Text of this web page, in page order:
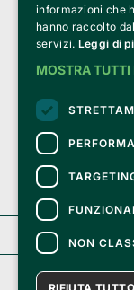
Credits:
Clappit is based on
Revenue Agency
dated November 6,
they are secure and
with 128-bit encryption.
Clappit
Help center
informazioni che
hanno raccolto
servizi. Leggi di
MOSTRA TUTTI
NON